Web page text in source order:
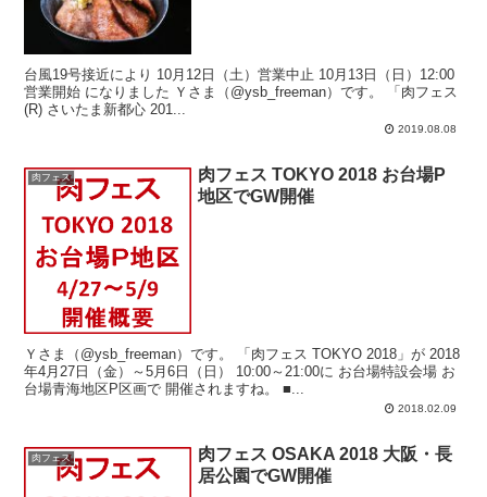
台風19号接近により 10月12日（土）営業中止 10月13日（日）12:00
営業開始 になりました Ｙさま（@ysb_freeman）です。 「肉フェス
(R) さいたま新都心 201...
2019.08.08
肉フェス
肉フェス TOKYO 2018 お台場P
地区でGW開催
Ｙさま（@ysb_freeman）です。 「肉フェス TOKYO 2018」が 2018
年4月27日（金）～5月6日（日） 10:00～21:00に お台場特設会場 お
台場青海地区P区画で 開催されますね。 ■...
2018.02.09
肉フェス
肉フェス OSAKA 2018 大阪・長
居公園でGW開催